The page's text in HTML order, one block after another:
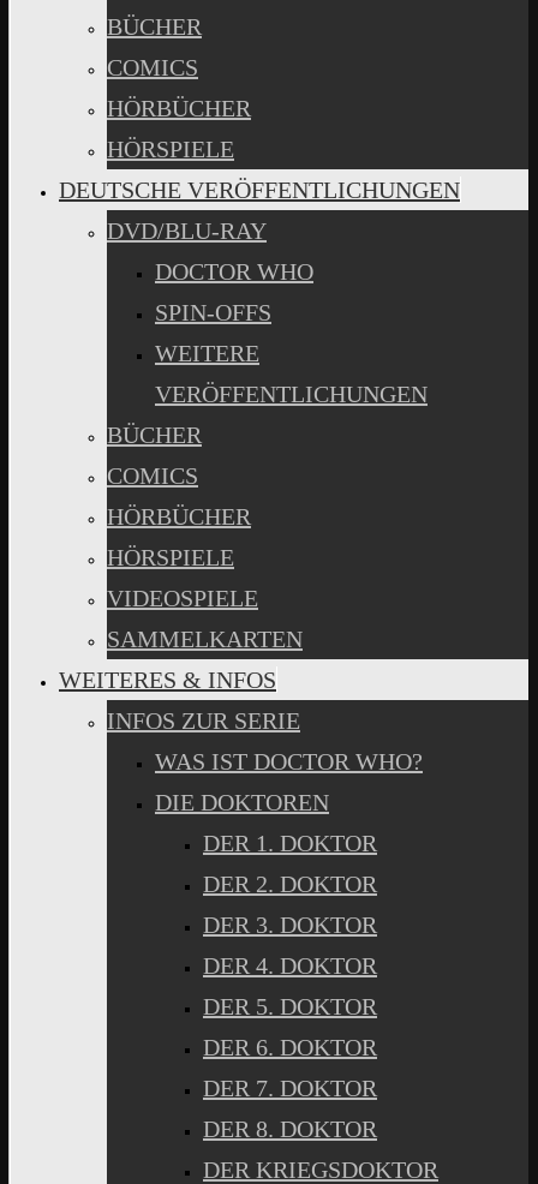
BÜCHER
COMICS
HÖRBÜCHER
HÖRSPIELE
DEUTSCHE VERÖFFENTLICHUNGEN
DVD/BLU-RAY
DOCTOR WHO
SPIN-OFFS
WEITERE
VERÖFFENTLICHUNGEN
BÜCHER
COMICS
HÖRBÜCHER
HÖRSPIELE
VIDEOSPIELE
SAMMELKARTEN
WEITERES & INFOS
INFOS ZUR SERIE
WAS IST DOCTOR WHO?
DIE DOKTOREN
DER 1. DOKTOR
DER 2. DOKTOR
DER 3. DOKTOR
DER 4. DOKTOR
DER 5. DOKTOR
DER 6. DOKTOR
DER 7. DOKTOR
DER 8. DOKTOR
DER KRIEGSDOKTOR